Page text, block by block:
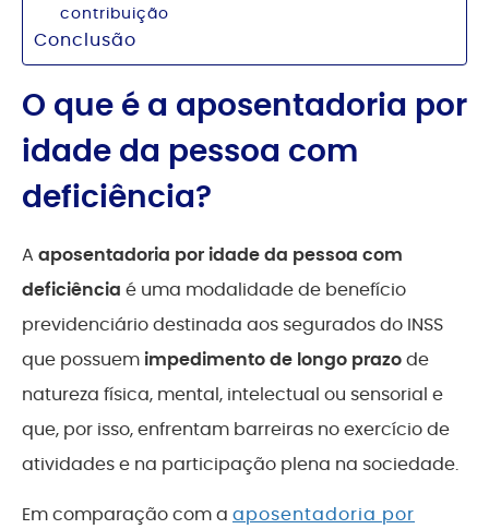
contribuição
Conclusão
O que é a aposentadoria por
idade da pessoa com
deficiência?
A aposentadoria por idade da pessoa com
deficiência é uma modalidade de benefício
previdenciário destinada aos segurados do INSS
que possuem impedimento de longo prazode
natureza física, mental, intelectual ou sensorial e
que, por isso, enfrentam barreiras no exercício de
atividades e na participação plena na sociedade.
Em comparação com a aposentadoria por